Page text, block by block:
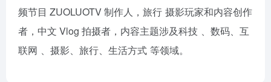
频节目 ZUOLUOTV 制作人， 旅行 摄影玩家和内容创作
者，中文 Vlog 拍摄者，内容主题涉及科技 、数码、 互
联网 、摄影、旅行、 生活方式 等领域。